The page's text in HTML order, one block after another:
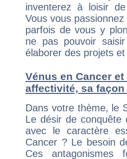
inventerez à loisir
Vous vous
parfois de vous y
ne pas pouvoir
élaborer des projets
Vénus en Cancer
affectivité, sa
Dans votre thème, le
Le désir de conquête
avec le caractère
Cancer ? Le besoin
Ces